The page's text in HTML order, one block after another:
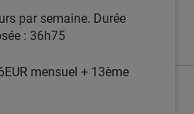
par semaine. Durée
: 36h75
mensuel + 13ème